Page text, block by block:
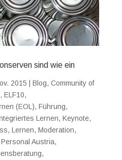
sind wie ein
2015 Blog, Community of
, ELF10,
(EOL), Führung,
Lernen, Keynote,
, Lernen, Moderation,
Personal Austria,
,